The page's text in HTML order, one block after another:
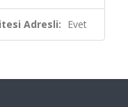
Adresli: Evet